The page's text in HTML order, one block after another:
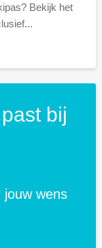
Bekijk het
bij
jouw wens